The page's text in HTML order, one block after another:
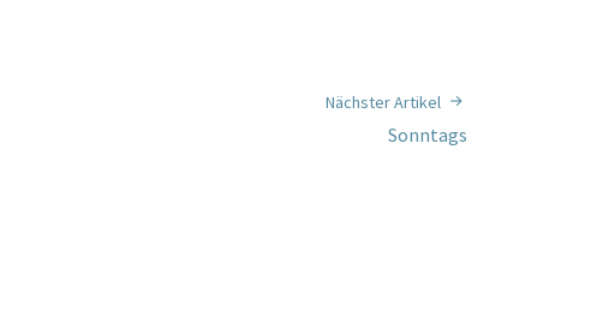
Nächster Artikel
Sonntags